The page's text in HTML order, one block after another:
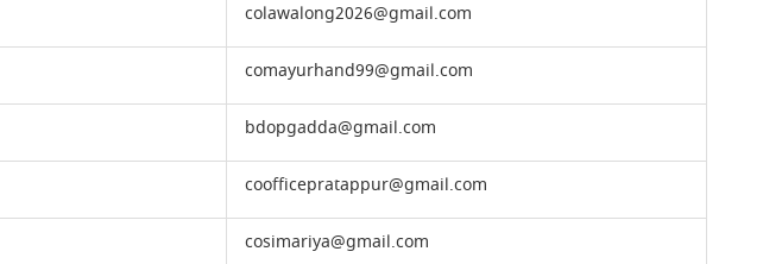
colawalong2026@gmail.com
comayurhand99@gmail.com
bdopgadda@gmail.com
coofficepratappur@gmail.com
cosimariya@gmail.com